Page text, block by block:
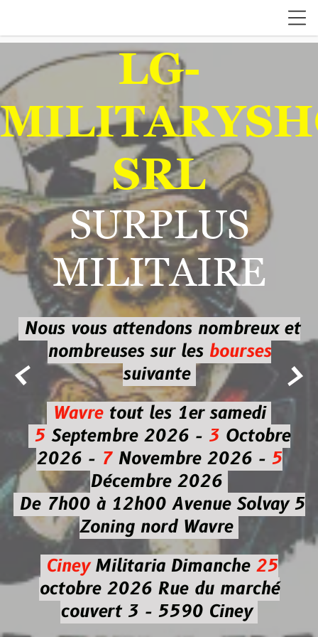
 
LG-
SRL
SURPLUS
MILITAIRE
Nous vous attendons nombreux et
nombreuses sur les bourses
suivante
Wavretout les 1er samedi
5Septembre 2026 - 3Octobre
2026 -7Novembre 2026 - 5
Décembre 2026
De 7h00 à 12h00 Avenue Solvay 5
Zoning nord Wavre
CineyMilitaria Dimanche 25
octobre 2026Rue du marché
couvert 3 - 5590 Ciney